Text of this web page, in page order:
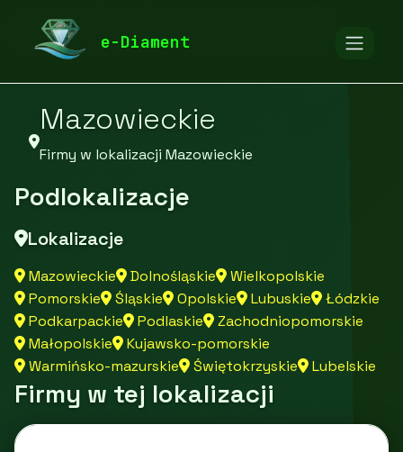
e-Diament
diamentspa.pl
Mazowieckie
Firmy w lokalizacji Mazowieckie
Podlokalizacje
Lokalizacje
Mazowieckie Dolnośląskie
Wielkopolskie
Pomorskie
Śląskie Opolskie Lubuskie
Łódzkie
Podkarpackie
Podlaskie
Zachodniopomorskie
Małopolskie
Kujawsko-pomorskie
Warmińsko-mazurskie
Świętokrzyskie Lubelskie
Firmy w tej lokalizacji